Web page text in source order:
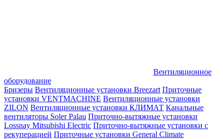
Вентиляционное
оборудование
Бризеры Вентиляционные установки Breezart Приточные
установки VENTMACHINE Вентиляционные установки
ZILON Вентиляционные установки КЛИМАТ Канальные
вентиляторы Soler Palau Приточно-вытяжные установки
Lossnay Mitsubishi Electric Приточно-вытяжные установки с
рекуперацией Приточные установки General Climate